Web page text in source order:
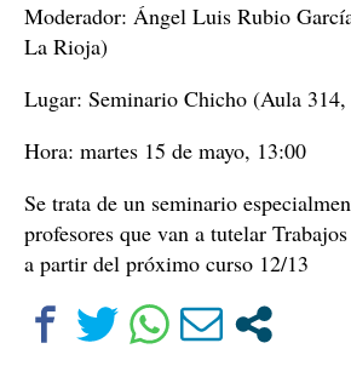
Moderador: Ángel Luis Rubio
La Rioja)
Lugar: Seminario Chicho (Aula
Hora: martes 15 de mayo, 13:00
Se trata de un seminario
profesores que van a tutelar
a partir del próximo curso 12/13